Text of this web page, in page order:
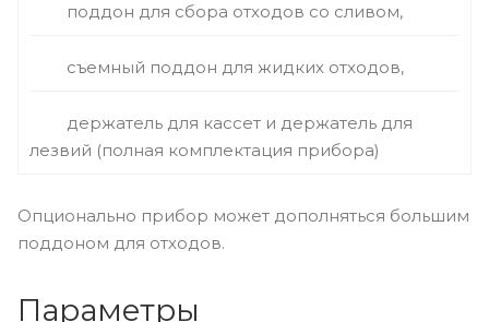
поддон для сбора отходов со сливом,
съемный поддон для жидких отходов,
держатель для кассет и держатель для
лезвий (полная комплектация прибора)
Опционально прибор может дополняться большим
поддоном для отходов.
Параметры